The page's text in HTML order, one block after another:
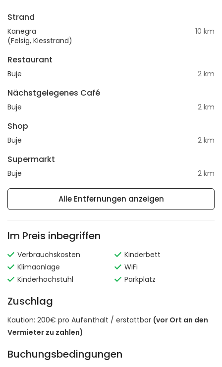
Strand
Kanegra
(Felsig, Kiesstrand)
10 km
Restaurant
Buje 2 km
Nächstgelegenes Café
Buje 2 km
Shop
Buje 2 km
Supermarkt
Buje 2 km
Alle Entfernungen anzeigen
Im Preis inbegriffen
Verbrauchskosten
Klimaanlage
Kinderhochstuhl
Kinderbett
WiFi
Parkplatz
Zuschlag
Kaution: 200€ pro Aufenthalt / erstattbar (vor Ort an den
Vermieter zu zahlen)
Buchungsbedingungen